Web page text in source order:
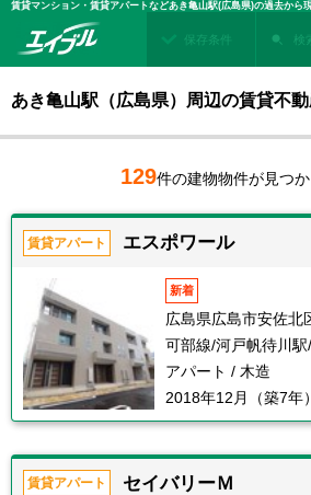
保存条件 検
あき亀山駅（広島県）周辺の賃貸不
129件の建物物件が見つ
賃貸アパート エスポワール
新着
広島県広島市安佐北
可部線/河戸帆待川
アパート / 木造
2018年12月（築7年）
賃貸アパート セイバリーＭ